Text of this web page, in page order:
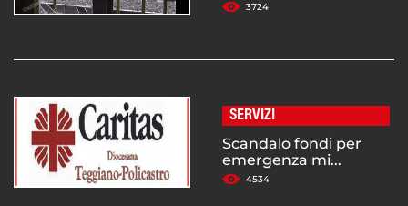
3724
SERVIZI
Scandalo fondi per
emergenza mi...
4534